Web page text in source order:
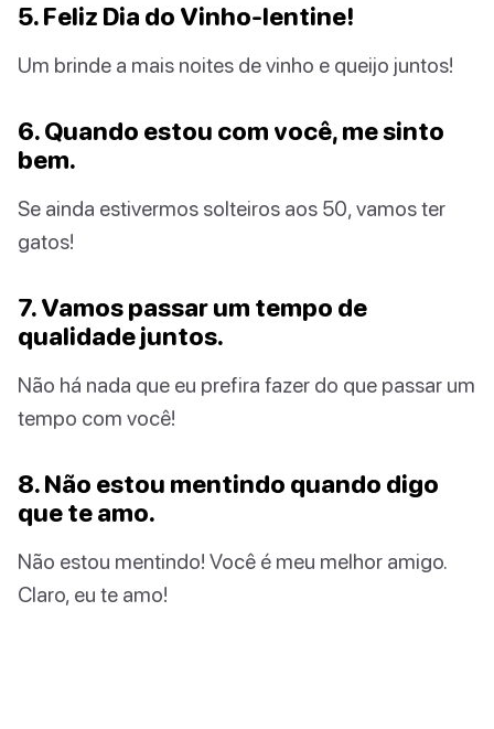
5. Feliz Dia do Vinho-lentine!
Um brinde a mais noites de vinho e queijo juntos!
6. Quando estou com você, me sinto
bem.
Se ainda estivermos solteiros aos 50, vamos ter
gatos!
7. Vamos passar um tempo de
qualidade juntos.
Não há nada que eu prefira fazer do que passar um
tempo com você!
8. Não estou mentindo quando digo
que te amo.
Não estou mentindo! Você é meu melhor amigo.
Claro, eu te amo!